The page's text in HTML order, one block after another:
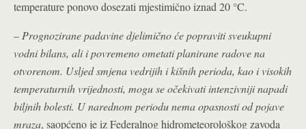
temperature ponovo dosezati mjestimično iznad 20 °C.
– Prognozirane padavine djelimično će popraviti sveukupni
vodni bilans, ali i povremeno ometati planirane radove na
otvorenom. Usljed smjena vedrijih i kišnih perioda, kao i visokih
temperaturnih vrijednosti, mogu se očekivati intenzivniji napadi
biljnih bolesti. U narednom periodu nema opasnosti od pojave
mraza, saopćeno je iz Federalnog hidrometeorološkog zavoda